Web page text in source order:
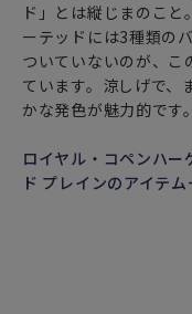
ド」とは縦じまのこ
ーテッドには3種類の
ついていないのが、こ
ています。涼しげで、
かな発色が魅力的です。
ロイヤル・コペンハー
ド プレインのアイテ